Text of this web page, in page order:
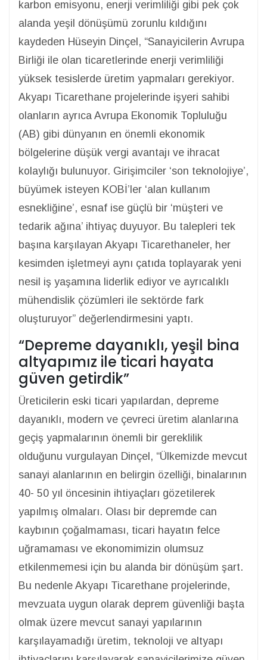
karbon emisyonu, enerji verimliliği gibi pek çok
alanda yeşil dönüşümü zorunlu kıldığını
kaydeden Hüseyin Dinçel, “Sanayicilerin Avrupa
Birliği ile olan ticaretlerinde enerji verimliliği
yüksek tesislerde üretim yapmaları gerekiyor.
Akyapı Ticarethane projelerinde işyeri sahibi
olanların ayrıca Avrupa Ekonomik Topluluğu
(AB) gibi dünyanın en önemli ekonomik
bölgelerine düşük vergi avantajı ve ihracat
kolaylığı bulunuyor. Girişimciler ‘son teknolojiye’,
büyümek isteyen KOBİ’ler ‘alan kullanım
esnekliğine’, esnaf ise güçlü bir ‘müşteri ve
tedarik ağına’ ihtiyaç duyuyor. Bu talepleri tek
başına karşılayan Akyapı Ticarethaneler, her
kesimden işletmeyi aynı çatıda toplayarak yeni
nesil iş yaşamına liderlik ediyor ve ayrıcalıklı
mühendislik çözümleri ile sektörde fark
oluşturuyor” değerlendirmesini yaptı.
“Depreme dayanıklı, yeşil bina
altyapımız ile ticari hayata
güven getirdik”
Üreticilerin eski ticari yapılardan, depreme
dayanıklı, modern ve çevreci üretim alanlarına
geçiş yapmalarının önemli bir gereklilik
olduğunu vurgulayan Dinçel, “Ülkemizde mevcut
sanayi alanlarının en belirgin özelliği, binalarının
40- 50 yıl öncesinin ihtiyaçları gözetilerek
yapılmış olmaları. Olası bir depremde can
kaybının çoğalmaması, ticari hayatın felce
uğramaması ve ekonomimizin olumsuz
etkilenmemesi için bu alanda bir dönüşüm şart.
Bu nedenle Akyapı Ticarethane projelerinde,
mevzuata uygun olarak deprem güvenliği başta
olmak üzere mevcut sanayi yapılarının
karşılayamadığı üretim, teknoloji ve altyapı